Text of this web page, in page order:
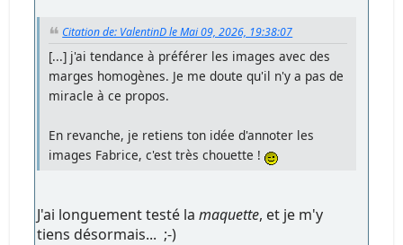
Citation de: ValentinD le Mai 09, 2026, 19:38:07
[...] j'ai tendance à préférer les images avec des
marges homogènes. Je me doute qu'il n'y a pas de
miracle à ce propos.
En revanche, je retiens ton idée d'annoter les
images Fabrice, c'est très chouette !
J'ai longuement testé lamaquette, et je m'y
tiens désormais... ;-)